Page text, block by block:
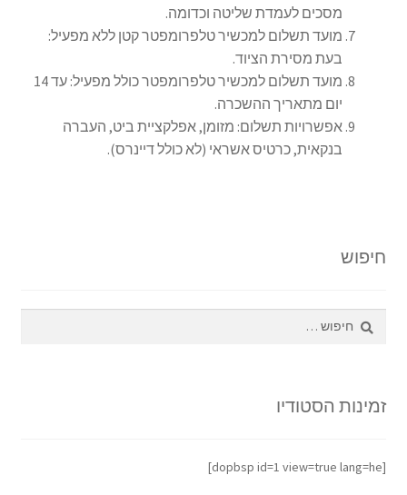
יומן תאריכים פנויים
מכשיר טלפרומפטר להשכרה
סיור וירטואלי
קולנוע וטלוויזיה
מסכים לעמדת שליטה וכדומה.
מועד תשלום למכשיר טלפרומפטר קטן ללא מפעיל:
בעת מסירת הציוד.
מועד תשלום למכשיר טלפרומפטר כולל מפעיל: עד 14
יום מתאריך ההשכרה.
אפשרויות תשלום: מזומן, אפלקציית ביט, העברה
בנקאית, כרטיס אשראי (לא כולל דיינרס).
חיפוש
זמינות הסטודיו
[dopbsp id=1 view=true lang=he]